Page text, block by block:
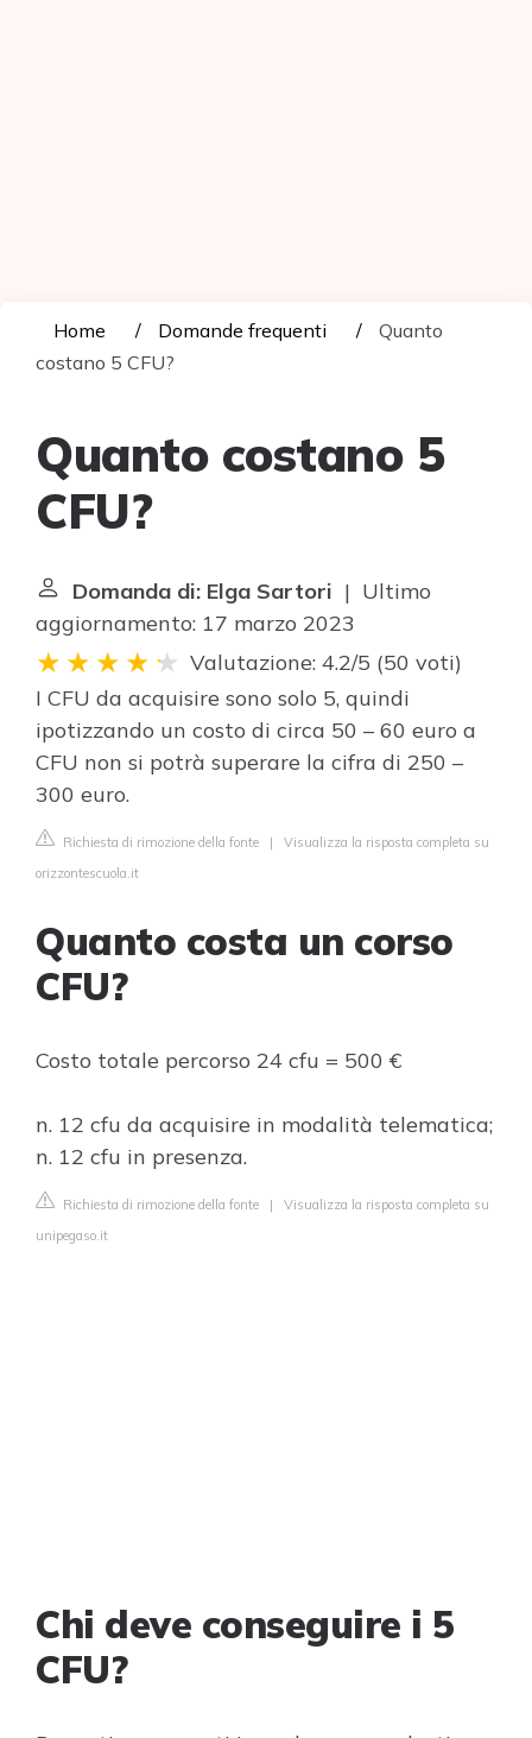
Home Domande frequenti
Quanto
costano 5 CFU?
Quanto costano 5
CFU?
Domanda di: Elga Sartori | Ultimo
aggiornamento: 17 marzo 2023
Valutazione: 4.2/5 (50 voti)
I CFU da acquisire sono solo 5, quindi
ipotizzando un costo di circa 50 – 60 euro a
CFU non si potrà superare la cifra di 250 –
300 euro.
Richiesta di rimozione della fonte | Visualizza la risposta completa su
orizzontescuola.it
Quanto costa un corso
CFU?
Costo totale percorso 24 cfu = 500 €
n. 12 cfu da acquisire in modalità telematica;
n. 12 cfu in presenza.
Richiesta di rimozione della fonte | Visualizza la risposta completa su
unipegaso.it
Chi deve conseguire i 5
CFU?